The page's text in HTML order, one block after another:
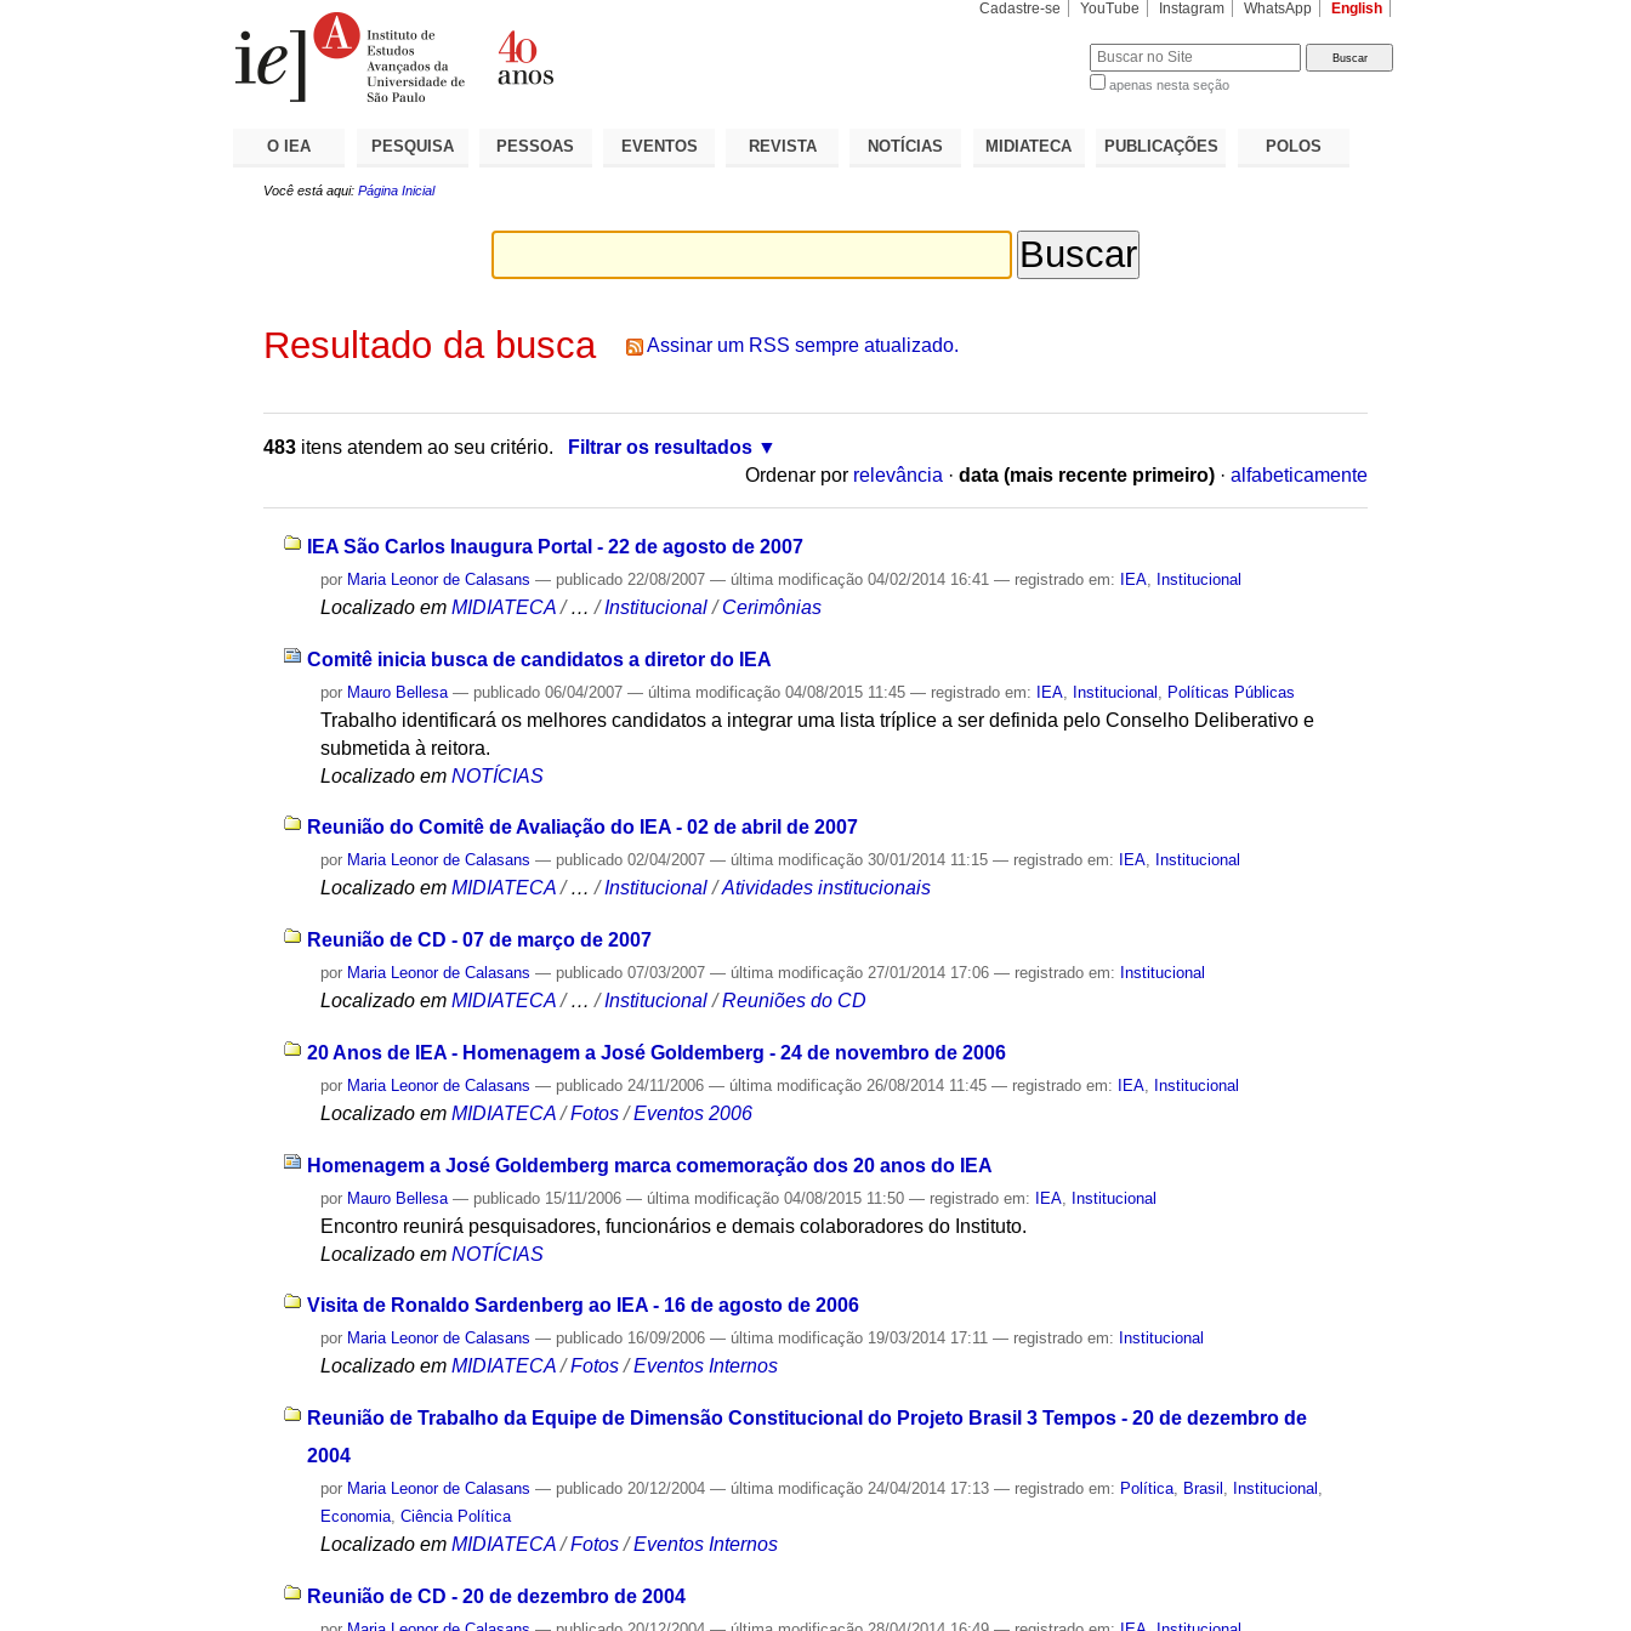
Cadastre-se YouTube Instagram WhatsApp English
apenas nesta seção
O IEA PESQUISA PESSOAS EVENTOS REVISTA NOTÍCIAS MIDIATECA PUBLICAÇÕES POLOS
Você está aqui: Página Inicial
Resultado da busca Assinar um RSS sempre atualizado.
483 itens atendem ao seu critério.
Filtrar os resultados
Ordenar por relevância · data (mais recente primeiro) · alfabeticamente
IEA São Carlos Inaugura Portal - 22 de agosto de 2007
por Maria Leonor de Calasans — publicado 22/08/2007— última modificação 04/02/2014 16:41— registrado em: IEA Institucional
Localizado em MIDIATECA /…/Institucional /Cerimônias
Comitê inicia busca de candidatos a diretor do IEA
por Mauro Bellesa — publicado 06/04/2007— última modificação 04/08/2015 11:45— registrado em: IEA Institucional Políticas Públicas
Trabalho identificará os melhores candidatos a integrar uma lista tríplice a ser definida pelo Conselho Deliberativo e
submetida à reitora.
Localizado em NOTÍCIAS
Reunião do Comitê de Avaliação do IEA - 02 de abril de 2007
por Maria Leonor de Calasans — publicado 02/04/2007— última modificação 30/01/2014 11:15— registrado em: IEA, Institucional
Localizado em MIDIATECA /…/Institucional /Atividades institucionais
Reunião de CD - 07 de março de 2007
por Maria Leonor de Calasans — publicado 07/03/2007— última modificação 27/01/2014 17:06— registrado em: Institucional
Localizado em MIDIATECA /…/Institucional /Reuniões do CD
20 Anos de IEA - Homenagem a José Goldemberg - 24 de novembro de 2006
por Maria Leonor de Calasans — publicado 24/11/2006— última modificação 26/08/2014 11:45— registrado em: IEA Institucional
Localizado em MIDIATECA /Fotos /Eventos 2006
Homenagem a José Goldemberg marca comemoração dos 20 anos do IEA
por Mauro Bellesa — publicado 15/11/2006— última modificação 04/08/2015 11:50— registrado em: IEA Institucional
Encontro reunirá pesquisadores, funcionários e demais colaboradores do Instituto.
Localizado em NOTÍCIAS
Visita de Ronaldo Sardenberg ao IEA - 16 de agosto de 2006
por Maria Leonor de Calasans — publicado 16/09/2006— última modificação 19/03/2014 17:11— registrado em: Institucional
Localizado em MIDIATECA /Fotos /Eventos Internos
Reunião de Trabalho da Equipe de Dimensão Constitucional do Projeto Brasil 3 Tempos - 20 de dezembro de
2004
por Maria Leonor de Calasans — publicado 20/12/2004— última modificação 24/04/2014 17:13— registrado em: Política Brasil Institucional
Economia ,Ciência Política
Localizado em MIDIATECA /Fotos /Eventos Internos
Reunião de CD - 20 de dezembro de 2004